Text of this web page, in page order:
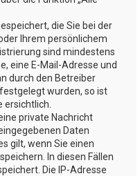
die Sie bei der
Ihrem persönlichem
sind mindestens
eine E-Mail-Adresse und
durch den Betreiber
wurden, so ist
ersichtlich.
private Nachricht
Daten
gilt, wenn Sie einen
In diesen Fällen
Die IP-Adresse